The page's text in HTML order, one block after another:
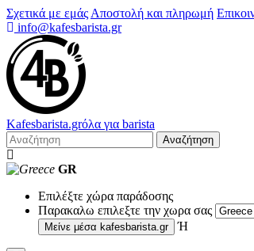
Σχετικά με εμάς Αποστολή και πληρωμή
info@kafesbarista.gr
Kafesbarista.grόλα για barista
Αναζήτηση
GR
Επιλέξτε χώρα παράδοσης
Παρακαλω επιλεξτε την χωρα σας
Μείνε μέσα kafesbarista.gr Ή